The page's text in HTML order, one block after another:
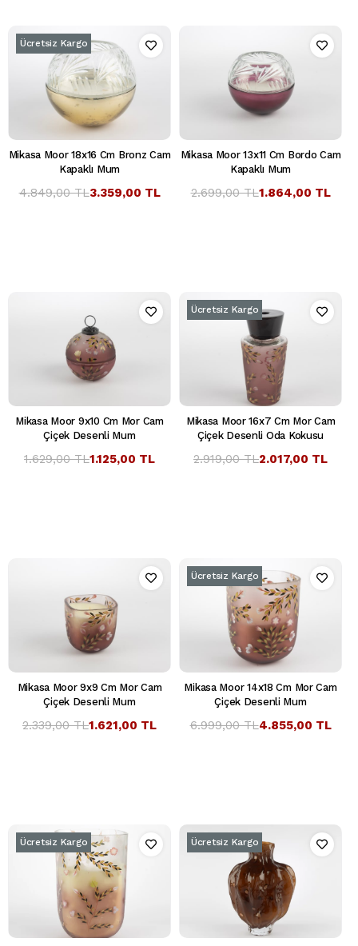
Mikasa Moor 18x16 Cm Bronz Cam
Kapaklı Mum
3.359,00 TL
4.849,00 TL
Ücretsiz Kargo
Mikasa Moor 13x11 Cm Bordo Cam
Kapaklı Mum
1.864,00 TL
2.699,00 TL
Mikasa Moor 9x10 Cm Mor Cam
Çiçek Desenli Mum
1.125,00 TL
1.629,00 TL
Mikasa Moor 16x7 Cm Mor Cam
Çiçek Desenli Oda Kokusu
2.017,00 TL
2.919,00 TL
Ücretsiz Kargo
Mikasa Moor 9x9 Cm Mor Cam
Çiçek Desenli Mum
1.621,00 TL
2.339,00 TL
Mikasa Moor 14x18 Cm Mor Cam
Çiçek Desenli Mum
4.855,00 TL
6.999,00 TL
Ücretsiz Kargo
Ücretsiz Kargo Ücretsiz Kargo